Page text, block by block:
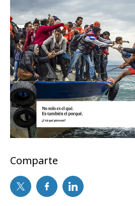
Comparte